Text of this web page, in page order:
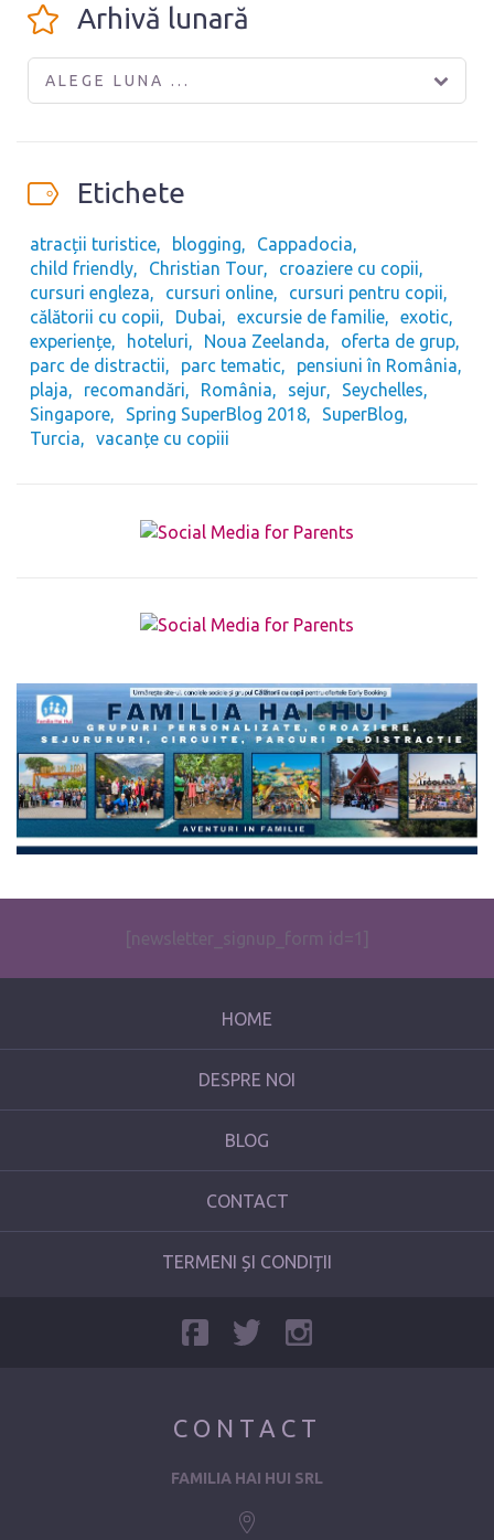
Arhivă lunară
ALEGE LUNA ...
Etichete
atracții turistice blogging
Cappadocia
child friendly
Christian Tour
croaziere cu copii
cursuri engleza
cursuri online
cursuri pentru copii
călătorii cu copii
Dubai excursie de familie
exotic
experiențe
hoteluri Noua Zeelanda
oferta de grup
parc de distractii
parc tematic
pensiuni în România
plaja
recomandări România sejur
Seychelles
Singapore
Spring SuperBlog 2018
SuperBlog
Turcia
vacanțe cu copiii
The form you have selected does not exist.
[newsletter_signup_form id=1]
HOME
DESPRE NOI
BLOG
CONTACT
TERMENI ȘI CONDIȚII
CONTACT
FAMILIA HAI HUI SRL